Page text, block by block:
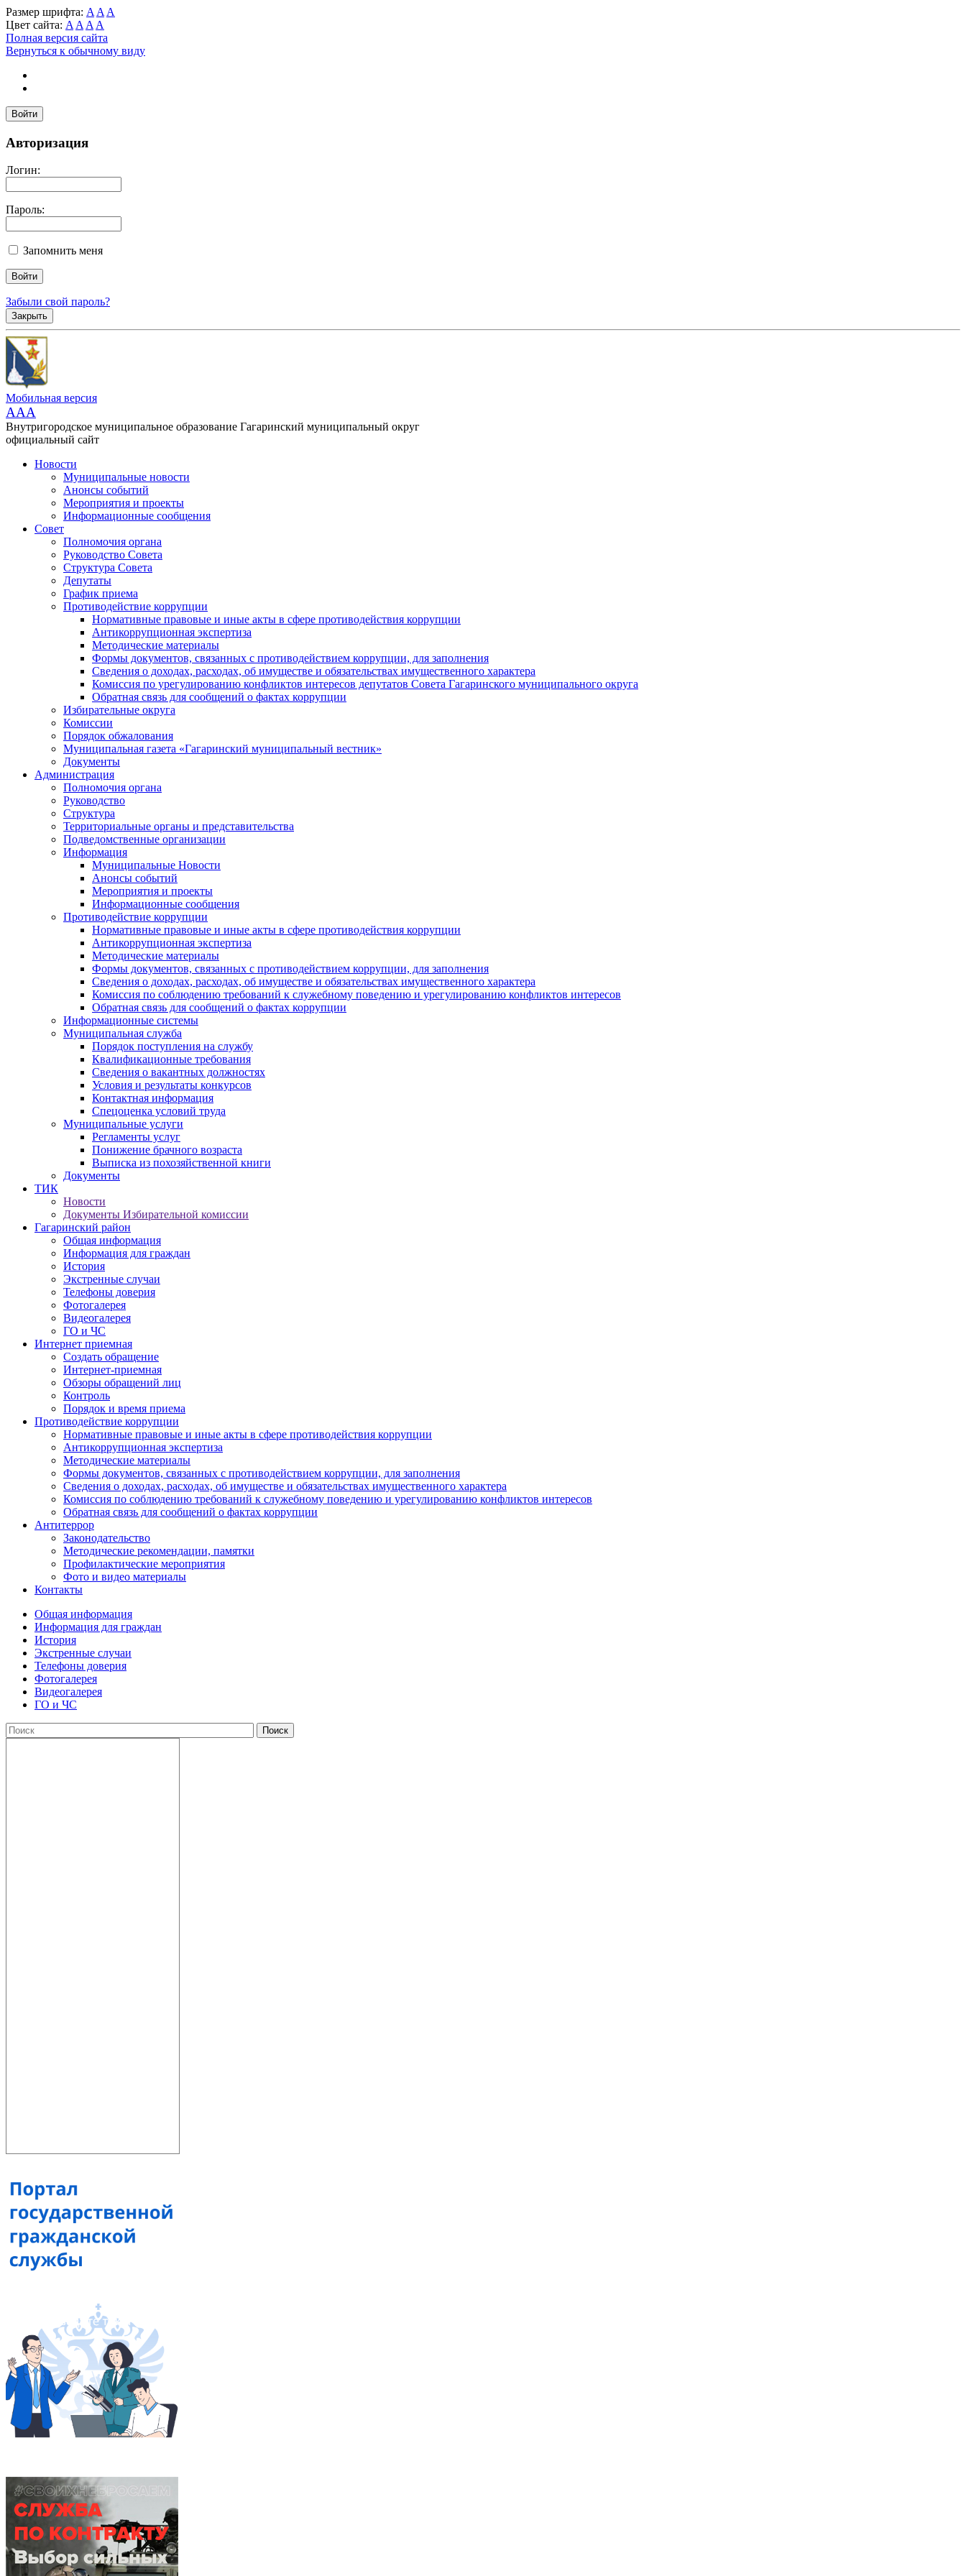
Размер шрифта: A A A
Цвет сайта: A A A A
Полная версия сайта
Вернуться к обычному виду
Войти
Авторизация
Логин:
Пароль:
Запомнить меня
Забыли свой пароль?
Закрыть
Мобильная версия
AAA
Внутригородское муниципальное образование Гагаринский муниципальный округ
официальный сайт
Новости
Муниципальные новости
Анонсы событий
Мероприятия и проекты
Информационные сообщения
Совет
Полномочия органа
Руководство Совета
Структура Совета
Депутаты
График приема
Противодействие коррупции
Нормативные правовые и иные акты в сфере противодействия коррупции
Антикоррупционная экспертиза
Методические материалы
Формы документов, связанных с противодействием коррупции, для заполнения
Сведения о доходах, расходах, об имуществе и обязательствах имущественного характера
Комиссия по урегулированию конфликтов интересов депутатов Совета Гагаринского муниципального округа
Обратная связь для сообщений о фактах коррупции
Избирательные округа
Комиссии
Порядок обжалования
Муниципальная газета «Гагаринский муниципальный вестник»
Документы
Администрация
Полномочия органа
Руководство
Структура
Территориальные органы и представительства
Подведомственные организации
Информация
Муниципальные Новости
Анонсы событий
Мероприятия и проекты
Информационные сообщения
Противодействие коррупции
Нормативные правовые и иные акты в сфере противодействия коррупции
Антикоррупционная экспертиза
Методические материалы
Формы документов, связанных с противодействием коррупции, для заполнения
Сведения о доходах, расходах, об имуществе и обязательствах имущественного характера
Комиссия по соблюдению требований к служебному поведению и урегулированию конфликтов интересов
Обратная связь для сообщений о фактах коррупции
Информационные системы
Муниципальная служба
Порядок поступления на службу
Квалификационные требования
Сведения о вакантных должностях
Условия и результаты конкурсов
Контактная информация
Спецоценка условий труда
Муниципальные услуги
Регламенты услуг
Понижение брачного возраста
Выписка из похозяйственной книги
Документы
ТИК
Новости
Документы Избирательной комиссии
Гагаринский район
Общая информация
Информация для граждан
История
Экстренные случаи
Телефоны доверия
Фотогалерея
Видеогалерея
ГО и ЧС
Интернет приемная
Создать обращение
Интернет-приемная
Обзоры обращений лиц
Контроль
Порядок и время приема
Противодействие коррупции
Нормативные правовые и иные акты в сфере противодействия коррупции
Антикоррупционная экспертиза
Методические материалы
Формы документов, связанных с противодействием коррупции, для заполнения
Сведения о доходах, расходах, об имуществе и обязательствах имущественного характера
Комиссия по соблюдению требований к служебному поведению и урегулированию конфликтов интересов
Обратная связь для сообщений о фактах коррупции
Антитеррор
Законодательство
Методические рекомендации, памятки
Профилактические мероприятия
Фото и видео материалы
Контакты
Общая информация
Информация для граждан
История
Экстренные случаи
Телефоны доверия
Фотогалерея
Видеогалерея
ГО и ЧС